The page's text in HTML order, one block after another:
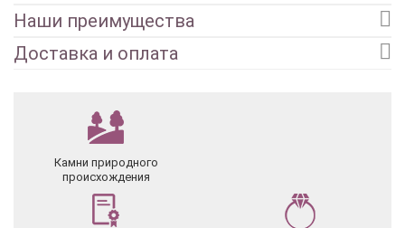
Наши преимущества
Доставка и оплата
Камни природного
происхождения